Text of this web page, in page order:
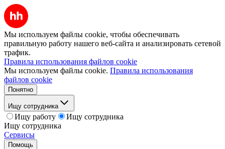
Мы используем файлы cookie, чтобы обеспечивать
правильную работу нашего веб-сайта и анализировать сетевой
трафик.
Правила использования файлов cookie
Мы используем файлы cookie. Правила использования
файлов cookie
Понятно
Ищу сотрудника
Ищу работу
Ищу сотрудника
Ищу сотрудника
Сервисы
Помощь